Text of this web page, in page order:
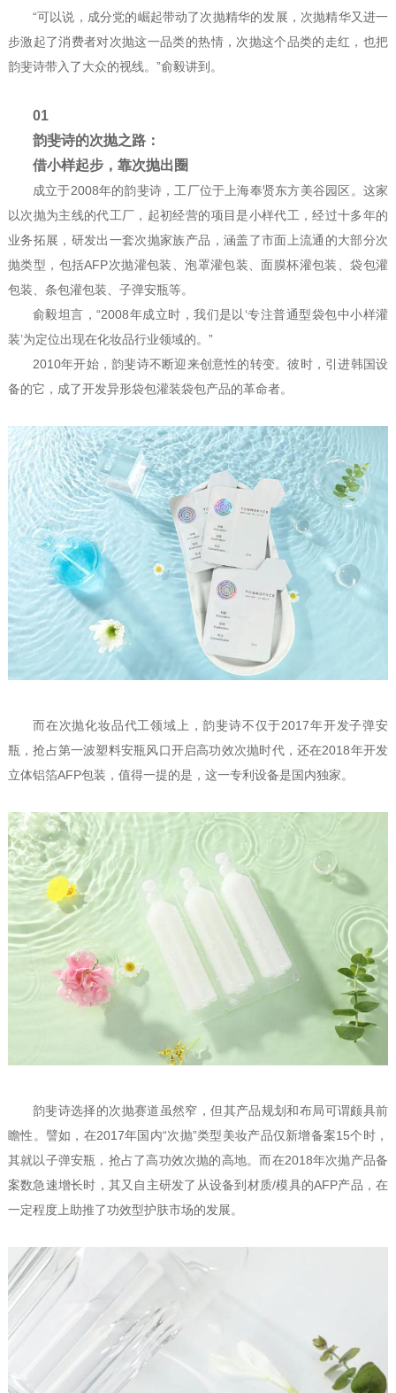
“可以说，成分党的崛起带动了次抛精华的发展，次抛精华又进一
步激起了消费者对次抛这一品类的热情，次抛这个品类的走红，也把
韵斐诗带入了大众的视线。”俞毅讲到。
01
韵斐诗的次抛之路：
借小样起步，靠次抛出圈
成立于2008年的韵斐诗，工厂位于上海奉贤东方美谷园区。这家
以次抛为主线的代工厂，起初经营的项目是小样代工，经过十多年的
业务拓展，研发出一套次抛家族产品，涵盖了市面上流通的大部分次
抛类型，包括AFP次抛灌包装、泡罩灌包装、面膜杯灌包装、袋包灌
包装、条包灌包装、子弹安瓶等。
俞毅坦言，“2008年成立时，我们是以‘专注普通型袋包中小样灌
装’为定位出现在化妆品行业领域的。”
2010年开始，韵斐诗不断迎来创意性的转变。彼时，引进韩国设
备的它，成了开发异形袋包灌装袋包产品的革命者。
而在次抛化妆品代工领域上，韵斐诗不仅于2017年开发子弹安
瓶，抢占第一波塑料安瓶风口开启高功效次抛时代，还在2018年开发
立体铝箔AFP包装，值得一提的是，这一专利设备是国内独家。
韵斐诗选择的次抛赛道虽然窄，但其产品规划和布局可谓颇具前
瞻性。譬如，在2017年国内“次抛”类型美妆产品仅新增备案15个时，
其就以子弹安瓶，抢占了高功效次抛的高地。而在2018年次抛产品备
案数急速增长时，其又自主研发了从设备到材质/模具的AFP产品，在
一定程度上助推了功效型护肤市场的发展。